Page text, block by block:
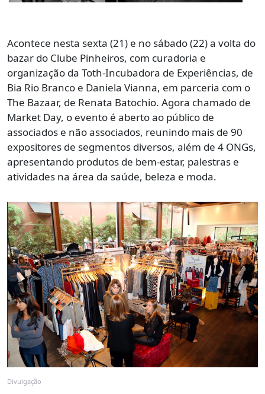
Acontece nesta sexta (21) e no sábado (22) a volta do
bazar do Clube Pinheiros, com curadoria e
organização da Toth-Incubadora de Experiências, de
Bia Rio Branco e Daniela Vianna, em parceria com o
The Bazaar, de Renata Batochio. Agora chamado de
Market Day, o evento é aberto ao público de
associados e não associados, reunindo mais de 90
expositores de segmentos diversos, além de 4 ONGs,
apresentando produtos de bem-estar, palestras e
atividades na área da saúde, beleza e moda.
Divulgação